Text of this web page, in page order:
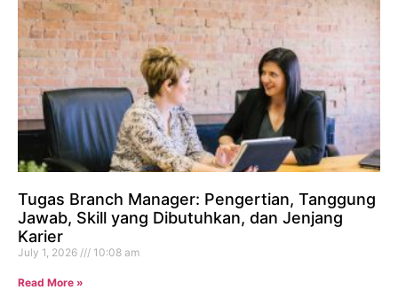
Tugas Branch Manager: Pengertian, Tanggung
Jawab, Skill yang Dibutuhkan, dan Jenjang
Karier
July 1, 2026 10:08 am
Read More »